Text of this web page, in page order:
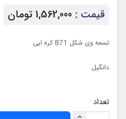
قیمت : 1,562,000 تومان
تسمه وی شکل B71 کره ایی
دانگیل
تعداد